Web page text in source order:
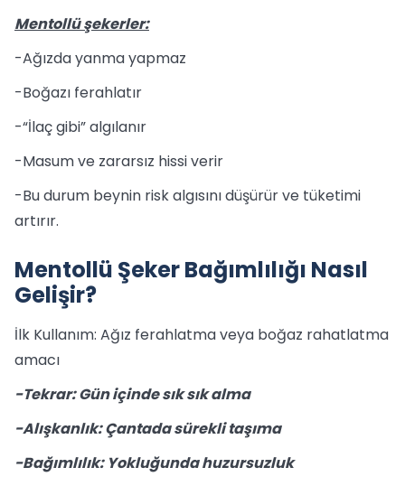
Mentollü şekerler:
-Ağızda yanma yapmaz
-Boğazı ferahlatır
-“İlaç gibi” algılanır
-Masum ve zararsız hissi verir
-Bu durum beynin risk algısını düşürür ve tüketimi
artırır.
Mentollü Şeker Bağımlılığı Nasıl
Gelişir?
İlk Kullanım: Ağız ferahlatma veya boğaz rahatlatma
amacı
-Tekrar: Gün içinde sık sık alma
-Alışkanlık: Çantada sürekli taşıma
-Bağımlılık: Yokluğunda huzursuzluk